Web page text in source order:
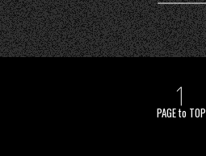
PAGE to TOP